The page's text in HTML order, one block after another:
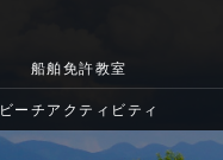
船舶免許教室
ビーチアクティビティ